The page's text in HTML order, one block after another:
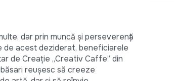
dar prin muncă și perseverență
de acest deziderat, beneficiarele
de Creație „Creativ Caffe” din
reușesc să creeze